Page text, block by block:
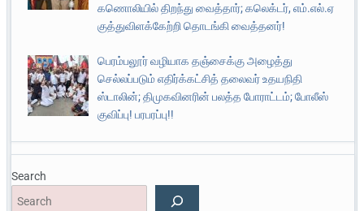
கணொலியில் திறந்து வைத்தார்; கலெக்டர், எம்.எல்.ஏ
குத்துவிளக்கேற்றி தொடங்கி வைத்தனர்!
பெரம்பலூர் வழியாக தஞ்சைக்கு அழைத்து
செல்லப்படும் எதிர்க்கட்சித் தலைவர் உதயநிதி
ஸ்டாலின்; திமுகவினரின் பலத்த போராட்டம்; போலீஸ்
குவிப்பு! பரபரப்பு!!
Search